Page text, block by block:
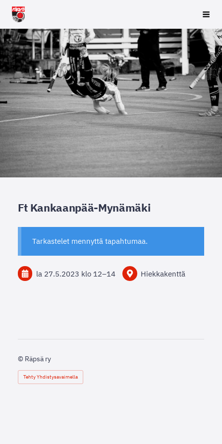
Siirry
sivun
sisältöön
Räpsä ry
Ft Kankaanpää-Mynämäki
Tarkastelet mennyttä tapahtumaa.
la 27.5.2023 klo 12–14 Hiekkakenttä
© Räpsä ry
Tehty Yhdistysavaimella